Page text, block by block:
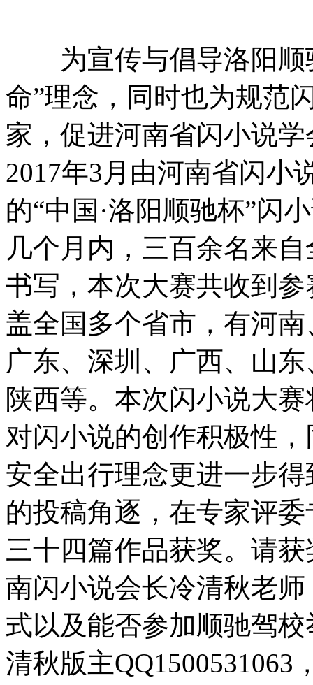
为宣传与倡导洛阳顺
命”理念，同时也为规范
家，促进河南省闪小说
2017年3月由河南省闪小
的“中国·洛阳顺驰杯”闪
几个月内，三百余名来
书写，本次大赛共收到
盖全国多个省市，有河
广东、深圳、广西、山
陕西等。本次闪小说大
对闪小说的创作积极性
安全出行理念更进一步
的投稿角逐，在专家评
三十四篇作品获奖。请
南闪小说会长冷清秋老
式以及能否参加顺驰驾
清秋版主